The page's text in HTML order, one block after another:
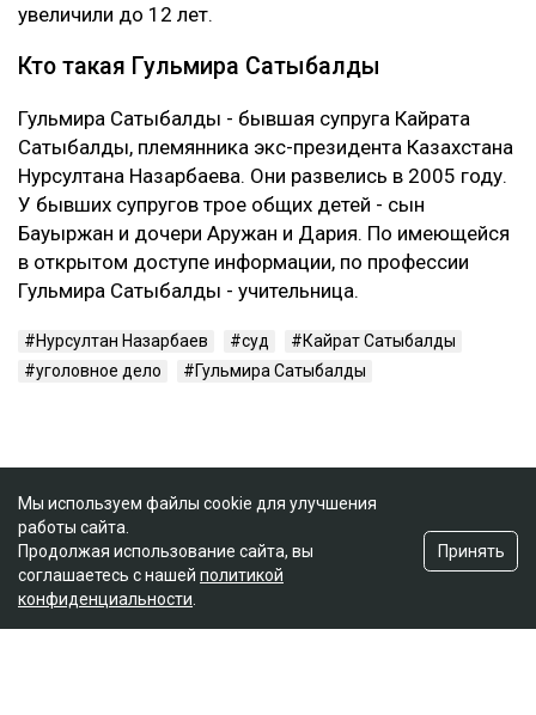
увеличили до 12 лет.
Кто такая Гульмира Сатыбалды
Гульмира Сатыбалды - бывшая супруга Кайрата
Сатыбалды, племянника экс-президента Казахстана
Нурсултана Назарбаева. Они развелись в 2005 году.
У бывших супругов трое общих детей - сын
Бауыржан и дочери Аружан и Дария. По имеющейся
в открытом доступе информации, по профессии
Гульмира Сатыбалды - учительница.
Нурсултан Назарбаев суд
Кайрат Сатыбалды
уголовное дело
Гульмира Сатыбалды
Мы используем файлы cookie для улучшения
работы сайта.
Продолжая использование сайта, вы
соглашаетесь с нашей политикой
конфиденциальности
Принять